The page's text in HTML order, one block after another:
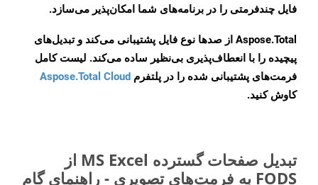
فایل چندفرمتی را در برنامه‌های شما امکان‌پذیر می‌سازد.
Aspose.Total از صدها نوع فایل پشتیبانی می‌کند و تبدیل‌های
پیچیده را با انعطاف‌پذیری بی‌نظیر ساده می‌کند. لیست کامل
فرمت‌های پشتیبانی شده را در پلتفرم Aspose.Total Cloud
کاوش کنید.
تبدیل صفحات گسترده MS Excel از
FODS به فرمت‌های تصویری - راهنمای گام